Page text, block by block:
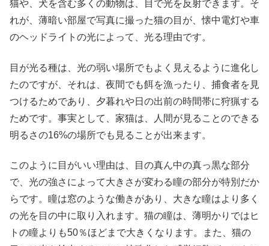
猫や、犬を含む多くの動物は、目で光を反射できます。そ
れが、薄暗い部屋で写真に撮った猫の目が、懐中電灯や車
のヘッドライトの光によって、光る理由です。
目が光る種は、光の弱い場所でもよく見えるように進化し
たのですが、それは、夜間でも餌を漁ったり、捕食者を見
つけるためであり、夕暮れや日の出前の時間帯に狩猟する
ためです。事実として、家猫は、人間が見ることのできる
明るさの16%の場所でも見ることが出来ます。
このように目がいい理由は、目の真ん中の真っ黒な部分
で、光の強さによって大きさが変わる瞳の部分が特別だか
らです。瞳は窓のような働きがあり、大きな瞳はより多く
の光を目の中に取り入れます。猫の瞳は、薄明かりではヒ
トの瞳よりも50％ほどまで大きくなります。また、猫の